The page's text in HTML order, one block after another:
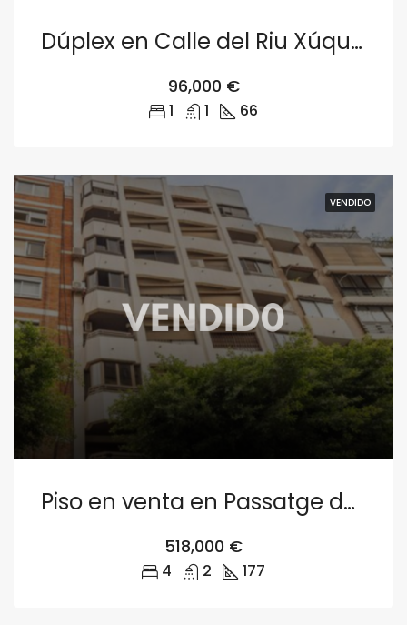
Dúplex en Calle del Riu Xúquer 19, Zona Ensanche-Río Jucar, Castellón
96,000 €
1 1 66
VENDIDO
Piso en venta en Passatge de Ventura Feliu, Arrancapins, Extramurs
518,000 €
4 2 177